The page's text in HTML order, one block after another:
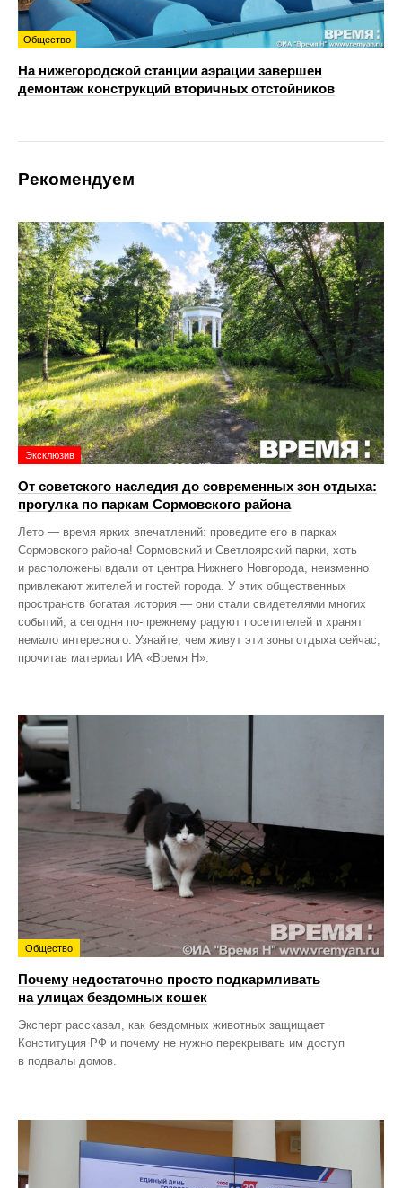
Общество
На нижегородской станции аэрации завершен
демонтаж конструкций вторичных отстойников
Рекомендуем
Эксклюзив
От советского наследия до современных зон отдыха:
прогулка по паркам Сормовского района
Лето — время ярких впечатлений: проведите его в парках
Сормовского района! Сормовский и Светлоярский парки, хоть
и расположены вдали от центра Нижнего Новгорода, неизменно
привлекают жителей и гостей города. У этих общественных
пространств богатая история — они стали свидетелями многих
событий, а сегодня по‑прежнему радуют посетителей и хранят
немало интересного. Узнайте, чем живут эти зоны отдыха сейчас,
прочитав материал ИА «Время Н».
Общество
Почему недостаточно просто подкармливать
на улицах бездомных кошек
Эксперт рассказал, как бездомных животных защищает
Конституция РФ и почему не нужно перекрывать им доступ
в подвалы домов.